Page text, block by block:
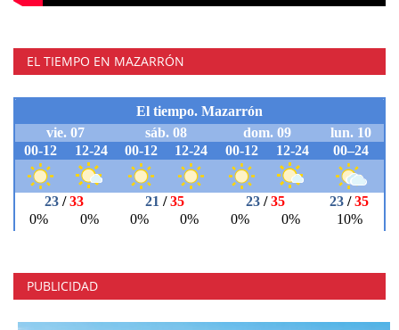
EL TIEMPO EN MAZARRÓN
PUBLICIDAD